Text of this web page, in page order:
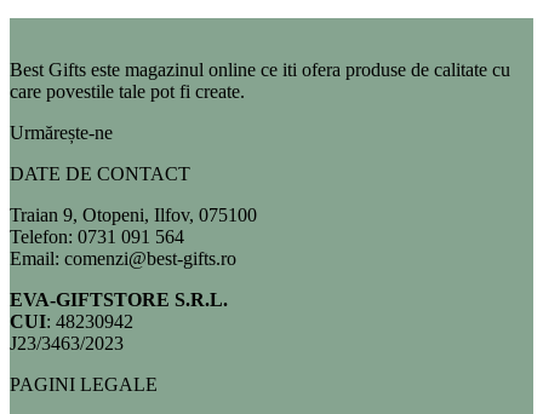
Best Gifts este magazinul online ce iti ofera produse de calitate cu
care povestile tale pot fi create.
Urmărește-ne
DATE DE CONTACT
Traian 9, Otopeni, Ilfov, 075100
Telefon: 0731 091 564
Email: comenzi@best-gifts.ro
EVA-GIFTSTORE S.R.L.
CUI: 48230942
J23/3463/2023
PAGINI LEGALE